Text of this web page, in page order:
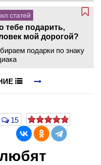
статей
тебе подарить,
мой дорогой?
подарки по знаку
15